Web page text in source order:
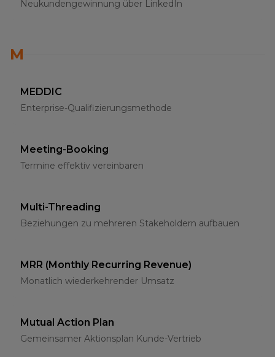
Neukundengewinnung über LinkedIn
M
MEDDIC
Enterprise-Qualifizierungsmethode
Meeting-Booking
Termine effektiv vereinbaren
Multi-Threading
Beziehungen zu mehreren Stakeholdern aufbauen
MRR (Monthly Recurring Revenue)
Monatlich wiederkehrender Umsatz
Mutual Action Plan
Gemeinsamer Aktionsplan Kunde-Vertrieb